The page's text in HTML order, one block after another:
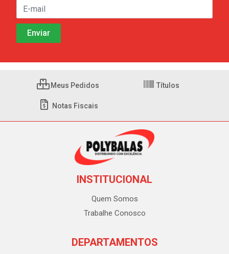
Meus Pedidos Títulos
Notas Fiscais
INSTITUCIONAL
Quem Somos
Trabalhe Conosco
DEPARTAMENTOS